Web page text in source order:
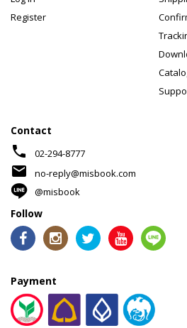
Register
Contact
phone 02-294-8777
mail
no-reply@misbook.com
@misbook
Follow
Payment